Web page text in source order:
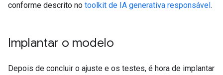
conforme descrito no toolkit de IA generativa responsável.
Implantar o modelo
Depois de concluir o ajuste e os testes, é hora de implantar